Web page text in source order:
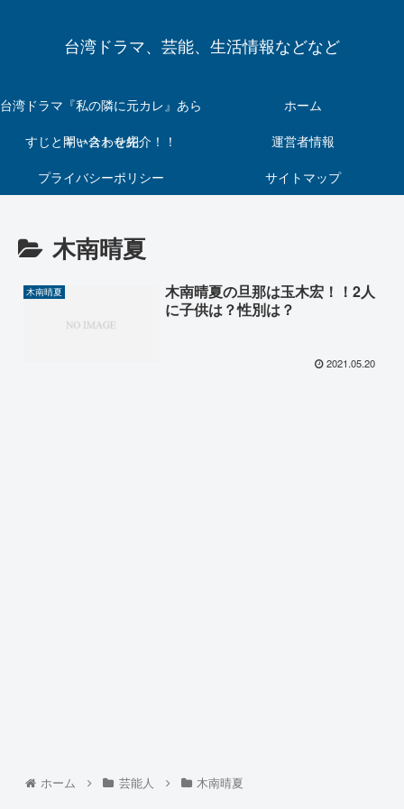
台湾ドラマ、芸能、生活情報などなど
台湾ドラマ『私の隣に元カレ』あら
すじとキャストを紹介！！
ホーム
問い合わせ先
運営者情報
プライバシーポリシー
サイトマップ
木南晴夏
木南晴夏
木南晴夏の旦那は玉木宏！！2人
に子供は？性別は？
2021.05.20
ホーム 芸能人 木南晴夏